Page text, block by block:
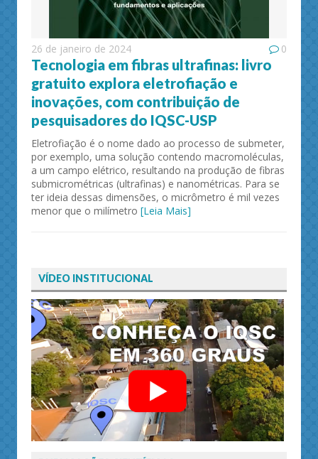
26 de janeiro de 2024 0
Tecnologia em fibras ultrafinas: livro
gratuito explora eletrofiação e
inovações, com contribuição de
pesquisadores do IQSC-USP
Eletrofiação é o nome dado ao processo de submeter,
por exemplo, uma solução contendo macromoléculas,
a um campo elétrico, resultando na produção de fibras
submicrométricas (ultrafinas) e nanométricas. Para se
ter ideia dessas dimensões, o micrômetro é mil vezes
menor que o milímetro [Leia Mais]
VÍDEO INSTITUCIONAL